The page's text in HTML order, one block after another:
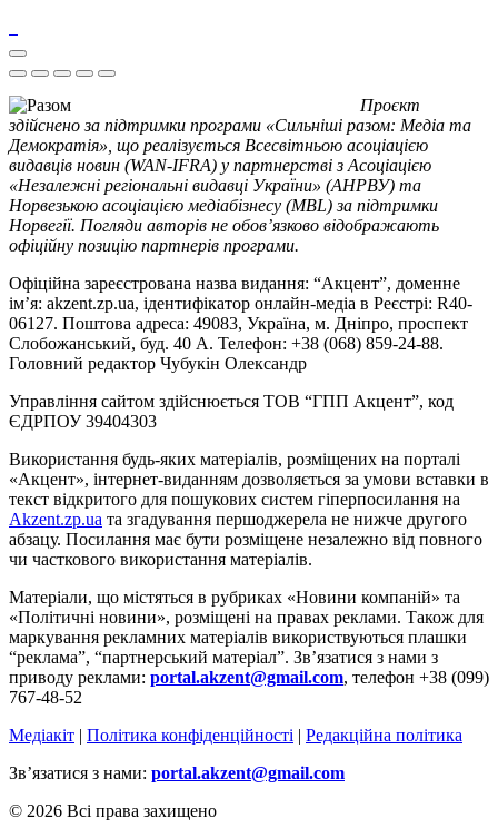
Проєкт
здійснено за підтримки програми «Сильніші разом: Медіа та
Демократія», що реалізується Всесвітньою асоціацією
видавців новин (WAN-IFRA) у партнерстві з Асоціацією
«Незалежні регіональні видавці України» (АНРВУ) та
Норвезькою асоціацією медіабізнесу (MBL) за підтримки
Норвегії. Погляди авторів не обов’язково відображають
офіційну позицію партнерів програми.
Офіційна зареєстрована назва видання: “Акцент”, доменне
ім’я: akzent.zp.ua, ідентифікатор онлайн-медіа в Реєстрі: R40-
06127. Поштова адреса: 49083, Україна, м. Дніпро, проспект
Слобожанський, буд. 40 А. Телефон: +38 (068) 859-24-88.
Головний редактор Чубукін Олександр
Управління сайтом здійснюється ТОВ “ГПП Акцент”, код
ЄДРПОУ 39404303
Використання будь-яких матеріалів, розміщених на порталі
«Акцент», інтернет-виданням дозволяється за умови вставки в
текст відкритого для пошукових систем гіперпосилання на
Akzent.zp.ua та згадування першоджерела не нижче другого
абзацу. Посилання має бути розміщене незалежно від повного
чи часткового використання матеріалів.
Матеріали, що містяться в рубриках «Новини компаній» та
«Політичні новини», розміщені на правах реклами. Також для
маркування рекламних матеріалів використвуються плашки
“реклама”, “партнерський матеріал”. Зв’язатися з нами з
приводу реклами: portal.akzent@gmail.com, телефон +38 (099)
767-48-52
Медіакіт | Політика конфіденційності | Редакційна політика
Зв’язатися з нами: portal.akzent@gmail.com
© 2026 Всі права захищено